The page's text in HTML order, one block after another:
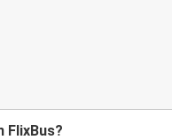
FlixBus?